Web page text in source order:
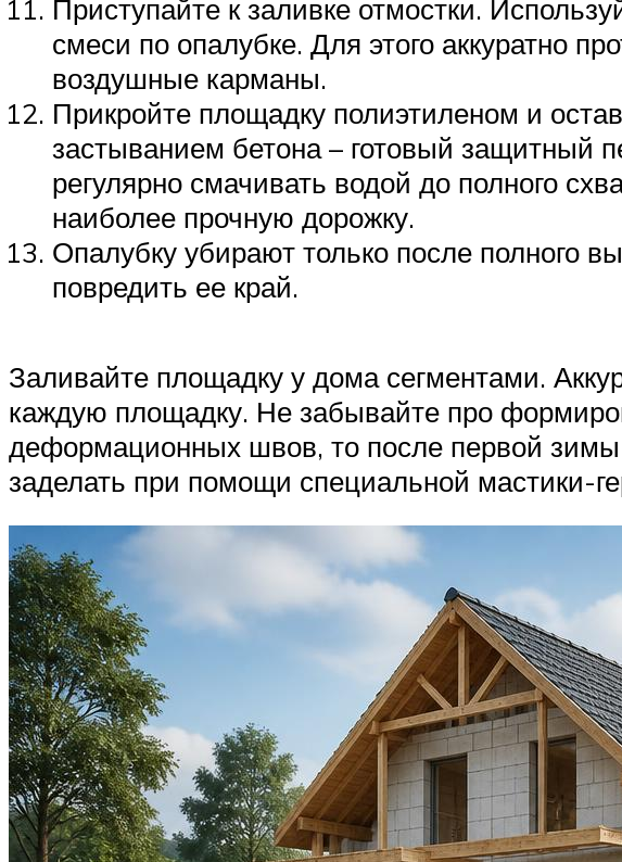
Приступайте к заливке отмостки.
смеси по опалубке. Для этого аккуратно
воздушные карманы.
Прикройте площадку полиэтиленом и
застыванием бетона – готовый защитный
регулярно смачивать водой до полного
наиболее прочную дорожку.
Опалубку убирают только после полного
повредить ее край.
Заливайте площадку у дома сегментами.
каждую площадку. Не забывайте про
деформационных швов, то после первой
заделать при помощи специальной мастики-